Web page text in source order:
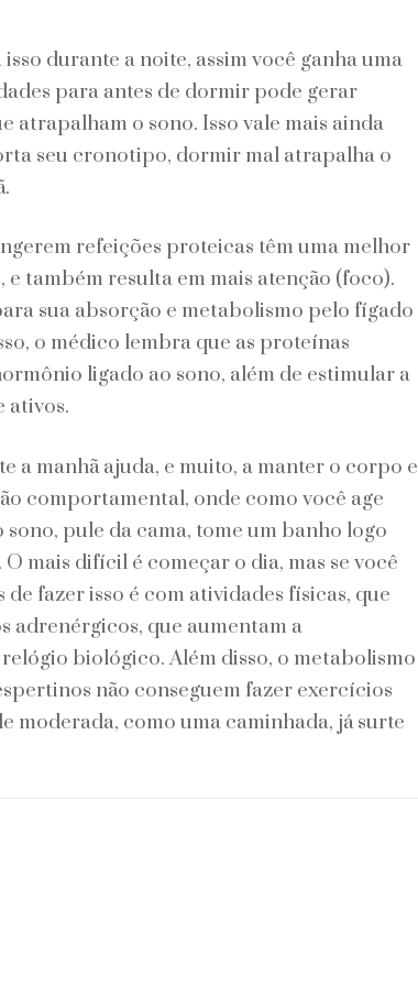
isso durante a noite, assim você ganha uma
para antes de dormir pode gerar
atrapalham o sono. Isso vale mais ainda
seu cronotipo, dormir mal atrapalha o
refeições proteicas têm uma melhor
também resulta em mais atenção (foco).
sua absorção e metabolismo pelo fígado
o médico lembra que as proteínas
ligado ao sono, além de estimular a
ativos.
a manhã ajuda, e muito, a manter o corpo e
comportamental, onde como você age
pule da cama, tome um banho logo
mais difícil é começar o dia, mas se você
fazer isso é com atividades físicas, que
adrenérgicos, que aumentam a
biológico. Além disso, o metabolismo
não conseguem fazer exercícios
moderada, como uma caminhada, já surte